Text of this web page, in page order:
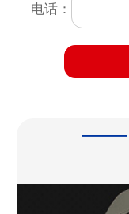
电话：
——